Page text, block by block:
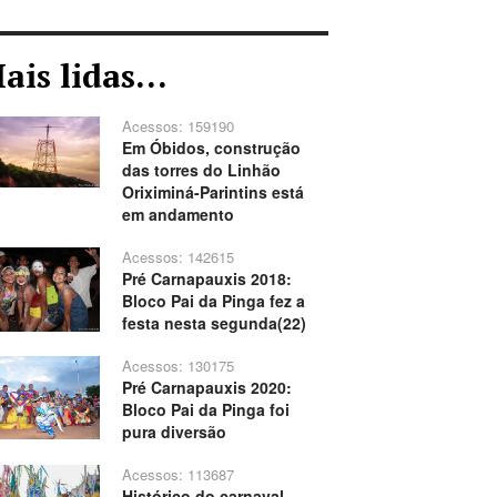
lidas...
Acessos: 159190
Em Óbidos, construção
das torres do Linhão
Oriximiná-Parintins está
em andamento
Acessos: 142615
Pré Carnapauxis 2018:
Bloco Pai da Pinga fez a
festa nesta segunda(22)
Acessos: 130175
Pré Carnapauxis 2020:
Bloco Pai da Pinga foi
pura diversão
Acessos: 113687